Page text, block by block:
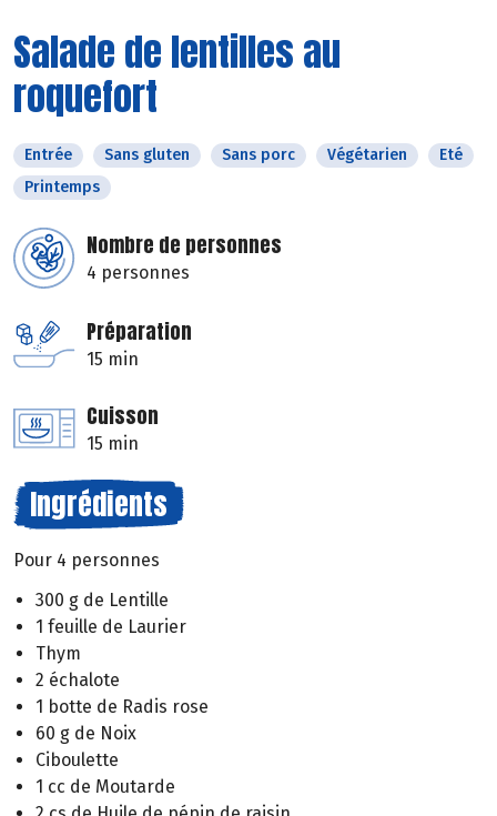
Salade de lentilles au
roquefort
Entrée Sans gluten Sans porc Végétarien
Eté
Printemps
Nombre de personnes
4 personnes
Préparation
15 min
Cuisson
15 min
Ingrédients
Pour 4 personnes
300 g de Lentille
1 feuille de Laurier
Thym
2 échalote
1 botte de Radis rose
60 g de Noix
Ciboulette
1 cc de Moutarde